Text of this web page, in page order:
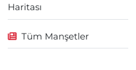
Haritası
Tüm Manşetler